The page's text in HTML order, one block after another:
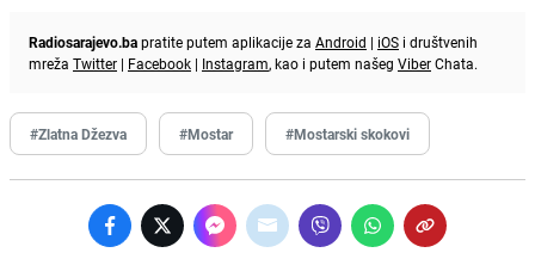
Radiosarajevo.bapratite putem aplikacije za Android | iOS i društvenih
mreža Twitter | Facebook | Instagram, kao i putem našeg ViberChata.
#Zlatna Džezva #Mostar #Mostarski skokovi